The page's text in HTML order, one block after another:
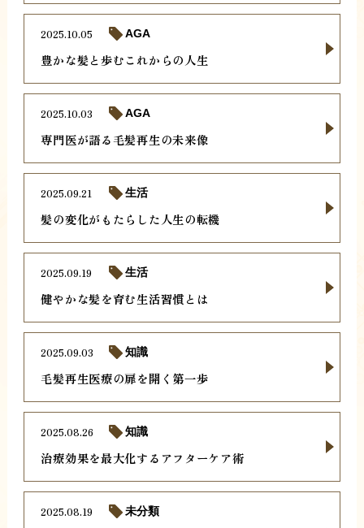
豊かな髪と歩むこれからの人生
2025.10.05 AGA
専門医が語る毛髪再生の未来像
2025.10.03 AGA
髪の変化がもたらした人生の転機
2025.09.21 生活
健やかな髪を育む生活習慣とは
2025.09.19 生活
毛髪再生医療の扉を開く第一歩
2025.09.03 知識
治療効果を最大化するアフターケア術
2025.08.26 知識
2025.08.19 未分類